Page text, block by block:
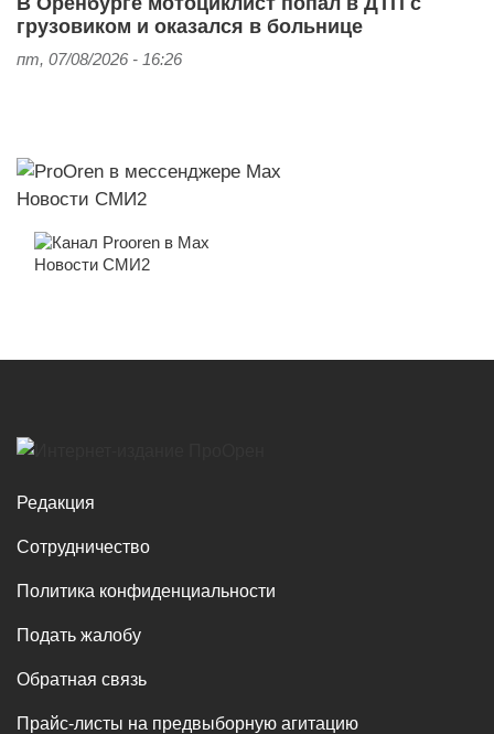
грузовиком и оказался в больнице
пт, 07/08/2026 - 16:26
Новости СМИ2
Новости СМИ2
Редакция
Сотрудничество
Политика конфиденциальности
Подать жалобу
Обратная связь
Прайс-листы на предвыборную агитацию